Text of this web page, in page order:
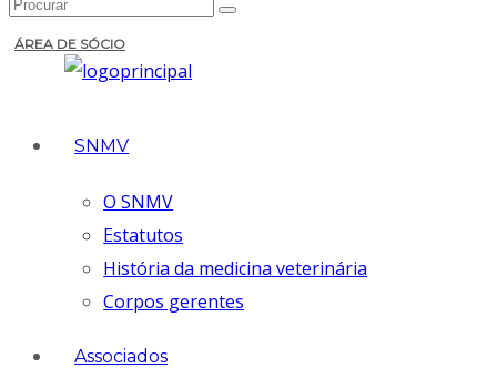
ÁREA DE SÓCIO
SNMV
O SNMV
Estatutos
História da medicina veterinária
Corpos gerentes
Associados